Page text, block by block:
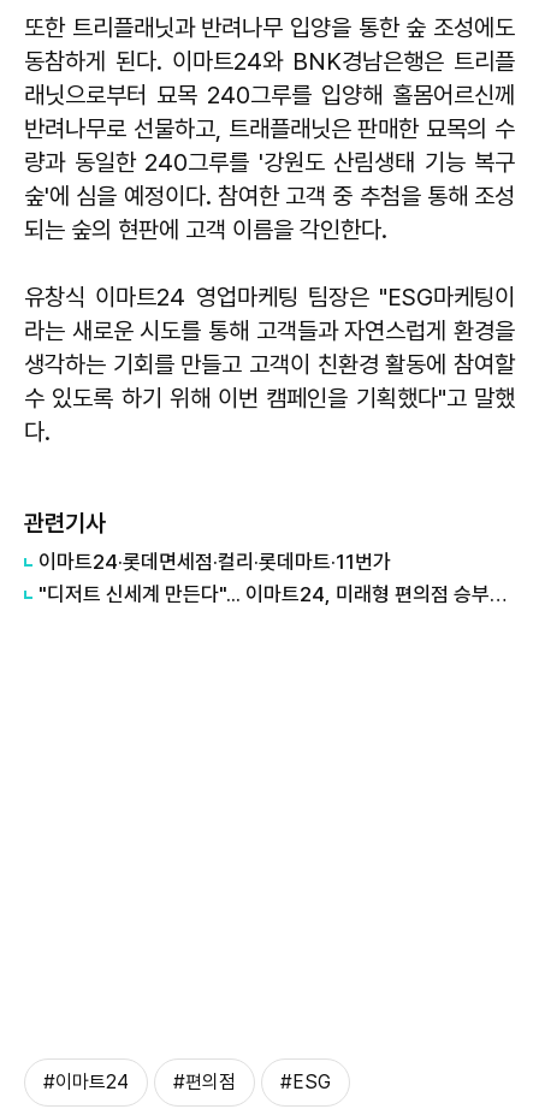
또한 트리플래닛과 반려나무 입양을 통한 숲 조성에도
동참하게 된다. 이마트24와 BNK경남은행은 트리플
래닛으로부터 묘목 240그루를 입양해 홀몸어르신께
반려나무로 선물하고, 트래플래닛은 판매한 묘목의 수
량과 동일한 240그루를 '강원도 산림생태 기능 복구
숲'에 심을 예정이다. 참여한 고객 중 추첨을 통해 조성
되는 숲의 현판에 고객 이름을 각인한다.
유창식 이마트24 영업마케팅 팀장은 "ESG마케팅이
라는 새로운 시도를 통해 고객들과 자연스럽게 환경을
생각하는 기회를 만들고 고객이 친환경 활동에 참여할
수 있도록 하기 위해 이번 캠페인을 기획했다"고 말했
다.
관련기사
이마트24·롯데면세점·컬리·롯데마트·11번가
"디저트 신세계 만든다"... 이마트24, 미래형 편의점 승부수는?
#이마트24 #편의점 #ESG